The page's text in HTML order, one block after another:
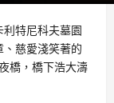
特尼科夫墓園
慈愛淺笑著的
橋，橋下浩大濤